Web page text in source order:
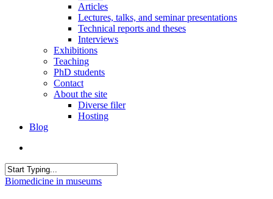
Articles
Lectures, talks, and seminar presentations
Technical reports and theses
Interviews
Exhibitions
Teaching
PhD students
Contact
About the site
Diverse filer
Hosting
Blog
Close
Biomedicine in museums